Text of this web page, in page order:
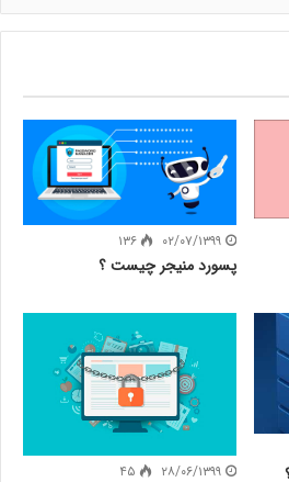
۰۲/۰۷/۱۳۹۹ ۱۳۶
پسورد منیجر چیست ؟
۲۸/۰۶/۱۳۹۹ ۴۵